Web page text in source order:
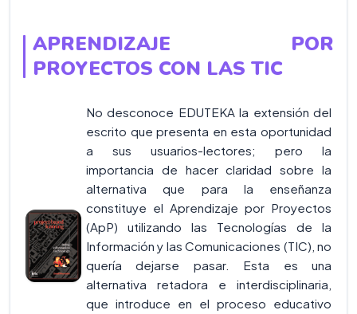
APRENDIZAJE POR
PROYECTOS CON LAS TIC
No desconoce EDUTEKA la extensión del
escrito que presenta en esta oportunidad
a sus usuarios-lectores; pero la
importancia de hacer claridad sobre la
alternativa que para la enseñanza
constituye el Aprendizaje por Proyectos
(ApP) utilizando las Tecnologías de la
Información y las Comunicaciones (TIC), no
quería dejarse pasar. Esta es una
alternativa retadora e interdisciplinaria,
que introduce en el proceso educativo